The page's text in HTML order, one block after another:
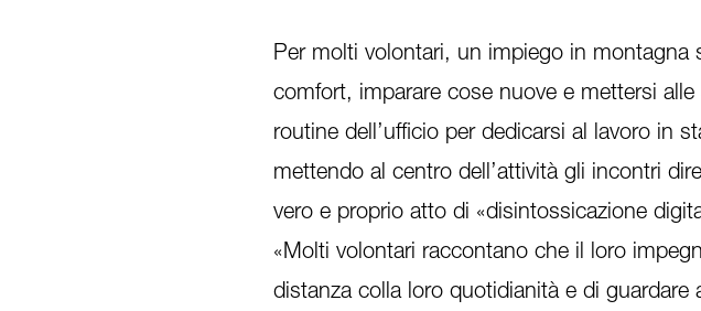
Per molti volontari, un impiego in montagna
comfort, imparare cose nuove e mettersi
routine dell’ufficio per dedicarsi al lavoro in
mettendo al centro dell’attività gli incontri
vero e proprio atto di «disintossicazione
«Molti volontari raccontano che il loro
distanza colla loro quotidianità e di